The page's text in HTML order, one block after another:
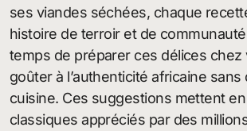
ses viandes séchées, chaque
histoire de terroir et de
temps de préparer ces délices chez
goûter à l’authenticité africaine
cuisine. Ces suggestions mettent
classiques appréciés par des